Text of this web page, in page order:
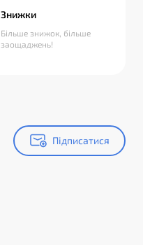
Знижки
Більше знижок, більше
заощаджень!
Підписатися
Підписатися